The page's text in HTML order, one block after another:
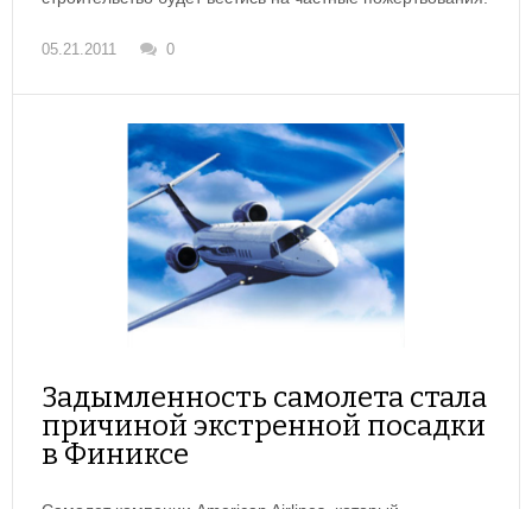
05.21.2011 0
Задымленность самолета стала
причиной экстренной посадки
в Финиксе